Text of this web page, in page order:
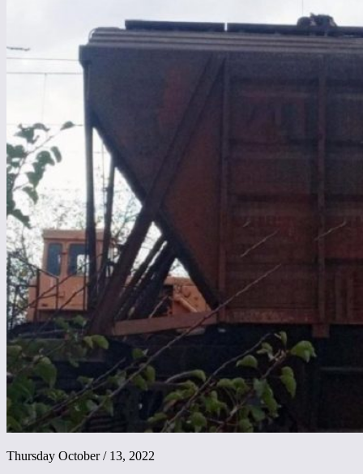
Thursday October / 13, 2022